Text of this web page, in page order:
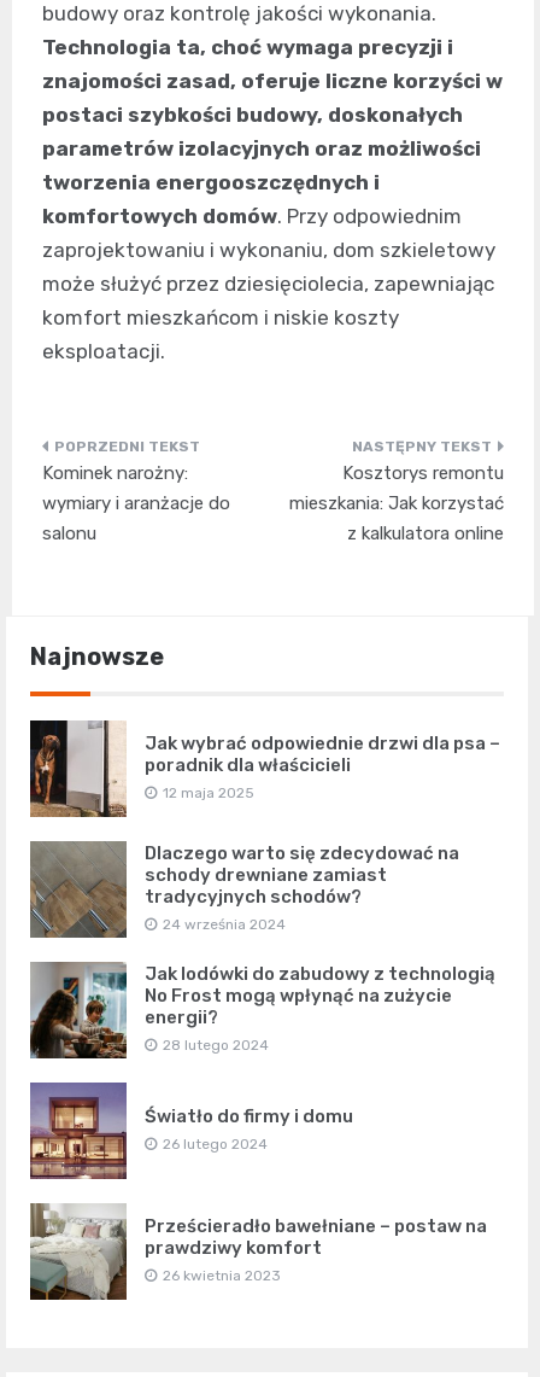
budowy oraz kontrolę jakości wykonania.
Technologia ta, choć wymaga precyzji i
znajomości zasad, oferuje liczne korzyści w
postaci szybkości budowy, doskonałych
parametrów izolacyjnych oraz możliwości
tworzenia energooszczędnych i
komfortowych domów. Przy odpowiednim
zaprojektowaniu i wykonaniu, dom szkieletowy
może służyć przez dziesięciolecia, zapewniając
komfort mieszkańcom i niskie koszty
eksploatacji.
Nawigacja
wpisu
Kominek narożny:
wymiary i aranżacje do
salonu
Kosztorys remontu
mieszkania: Jak korzystać
z kalkulatora online
Najnowsze
Jak wybrać odpowiednie drzwi dla psa –
poradnik dla właścicieli
12 maja 2025
Dlaczego warto się zdecydować na
schody drewniane zamiast
tradycyjnych schodów?
24 września 2024
Jak lodówki do zabudowy z technologią
No Frost mogą wpłynąć na zużycie
energii?
28 lutego 2024
Światło do firmy i domu
26 lutego 2024
Prześcieradło bawełniane – postaw na
prawdziwy komfort
26 kwietnia 2023